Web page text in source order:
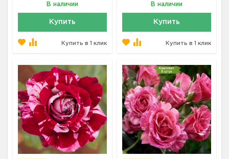
В наличии
Купить
Купить в 1 клик
В наличии
Купить
Купить в 1 клик